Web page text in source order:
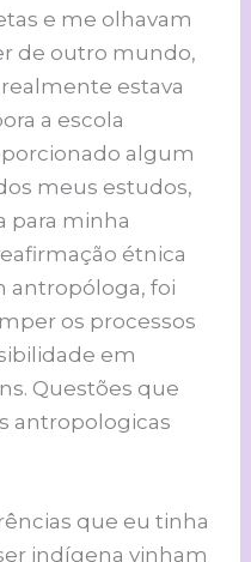
e me olhavam
de outro mundo,
estava
a escola
algum
meus estudos,
para minha
étnica
antropóloga, foi
os processos
em
Questões que
antropologicas
que eu tinha
indígena vinham